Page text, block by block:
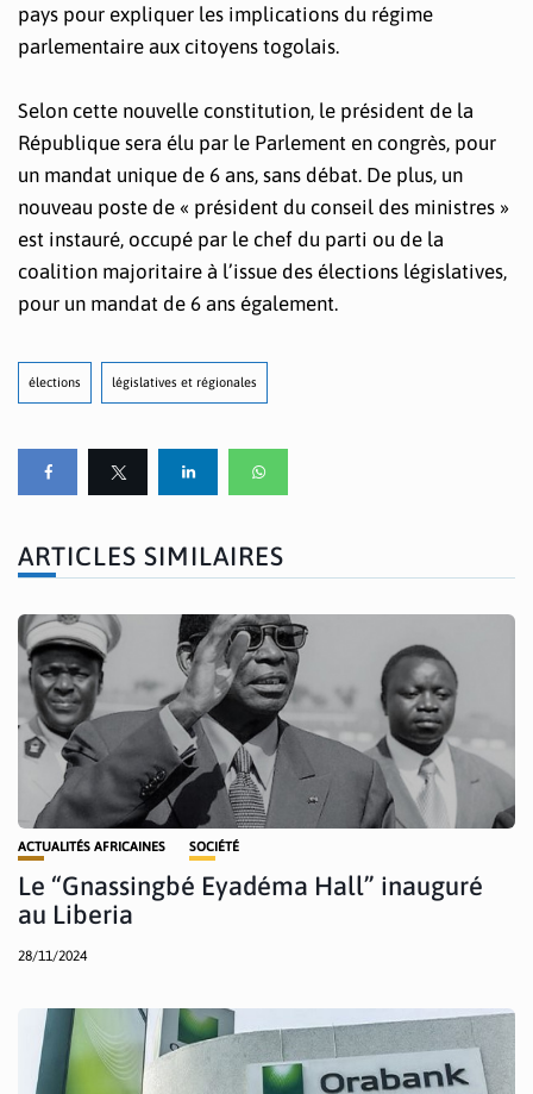
pays pour expliquer les implications du régime
parlementaire aux citoyens togolais.
Selon cette nouvelle constitution, le président de la
République sera élu par le Parlement en congrès, pour
un mandat unique de 6 ans, sans débat. De plus, un
nouveau poste de « président du conseil des ministres »
est instauré, occupé par le chef du parti ou de la
coalition majoritaire à l’issue des élections législatives,
pour un mandat de 6 ans également.
élections législatives et régionales
ARTICLES SIMILAIRES
ACTUALITÉS AFRICAINES SOCIÉTÉ
Le “Gnassingbé Eyadéma Hall” inauguré
au Liberia
28/11/2024